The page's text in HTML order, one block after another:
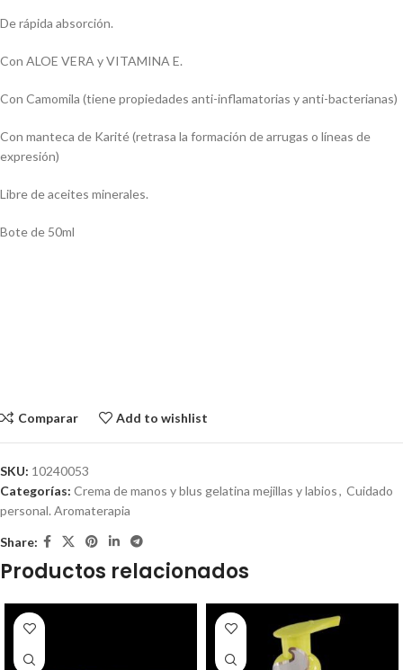
De rápida absorción.
Con ALOE VERA y VITAMINA E.
Con Camomila (tiene propiedades anti-inflamatorias y anti-bacterianas)
Con manteca de Karité (retrasa la formación de arrugas o líneas de
expresión)
Libre de aceites minerales.
Bote de 50ml
Comparar Add to wishlist
SKU: 10240053
Categorías: Crema de manos y blus gelatina mejillas y labios, Cuidado
personal. Aromaterapia
Share:
Productos relacionados